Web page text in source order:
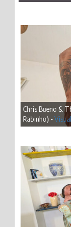
Chris Bueno &
Rabinho) -